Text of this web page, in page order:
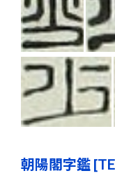
朝陽閣字鑑